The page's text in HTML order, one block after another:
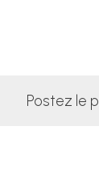
Postez le